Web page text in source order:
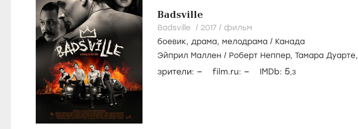
Badsville
Badsville / 2017 / фильм
боевик, драма, мелодрама / Канада
Эйприл Маллен / Роберт Неппер, Тамара Дуарте,
зрители: – film.ru: – IMDb: 5,3